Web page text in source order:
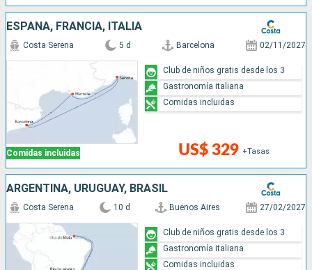
ESPAÑA, FRANCIA, ITALIA
Comidas incluidas
Costa Serena 5 d Barcelona 02/11/2027
US$ 329 +Tasas
Club de niños gratis desde los 3
Gastronomía italiana
Comidas incluidas
ARGENTINA, URUGUAY, BRASIL
Costa Serena 10 d Buenos Aires 27/02/2027
Club de niños gratis desde los 3
Gastronomía italiana
Comidas incluidas